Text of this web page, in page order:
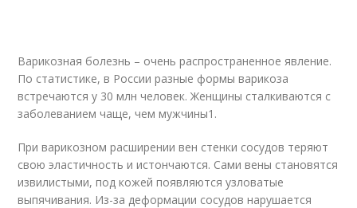
Варикозная болезнь – очень распространенное явление.
По статистике, в России разные формы варикоза
встречаются у 30 млн человек. Женщины сталкиваются с
заболеванием чаще, чем мужчины1.
При варикозном расширении вен стенки сосудов теряют
свою эластичность и истончаются. Сами вены становятся
извилистыми, под кожей появляются узловатые
выпячивания. Из-за деформации сосудов нарушается